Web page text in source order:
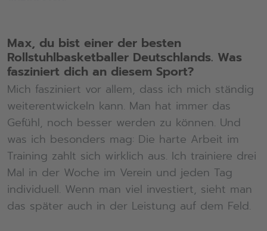
Max, du bist einer der besten
Rollstuhlbasketballer Deutschlands. Was
fasziniert dich an diesem Sport?
Mich fasziniert vor allem, dass ich mich ständig
weiterentwickeln kann. Man hat immer das
Gefühl, noch besser werden zu können. Und
was ich besonders mag: Die harte Arbeit im
Training zahlt sich wirklich aus. Ich trainiere drei
Mal in der Woche im Verein und jeden Tag
individuell. Wenn man viel investiert, sieht man
das später auch in der Leistung auf dem Feld.